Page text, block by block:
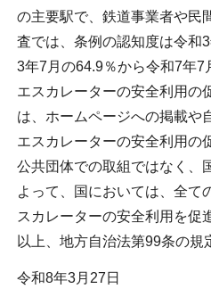
の主要駅で、鉄道事業者や民
査では、条例の認知度は令和
3年7月の64.9％から令和7年7
エスカレーターの安全利用の
は、ホームページへの掲載や
エスカレーターの安全利用の
公共団体での取組ではなく、
よって、国においては、全て
スカレーターの安全利用を促
以上、地方自治法第99条の規
令和8年3月27日